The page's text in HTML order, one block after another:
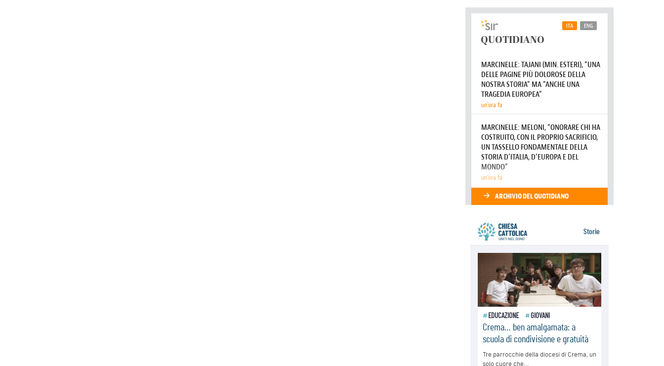
08.08.2026
Il Papa in Perù, il cardinale Castillo:
spinta all'unità in mezzo alle sfide
del Paese
Triennale d'Arte delle Università
cattoliche
07.08.2026
Filippine, il vicariato apostolico di
07.08.2026
A Castel Gandolfo l'arazzo di
Raffaello sulla predica di San Paolo
07.08.2026
Tagle: la guerra sfigura il mondo,
solo la rivelazione di Dio lo
trasfigura
Il Papa in Francia, quattro giorni
intensi tra Chiesa, popolo e
istituzioni